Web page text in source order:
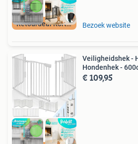
Retourdeal Korting Bezoek website
Veiligheidshek -
Hondenhek -
€ 109,95